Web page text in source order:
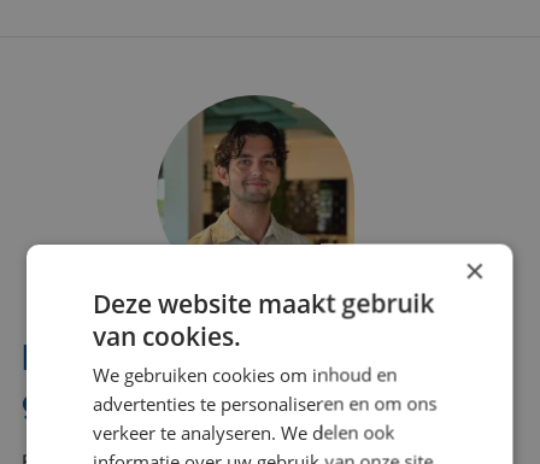
Interesse? Benno helpt je
graag verder!
×
Deze website maakt gebruik
van cookies.
We gebruiken cookies om inhoud en
advertenties te personaliseren en om ons
verkeer te analyseren. We delen ook